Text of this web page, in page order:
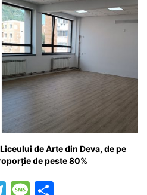
de Arte din Deva, de pe
de peste 80%